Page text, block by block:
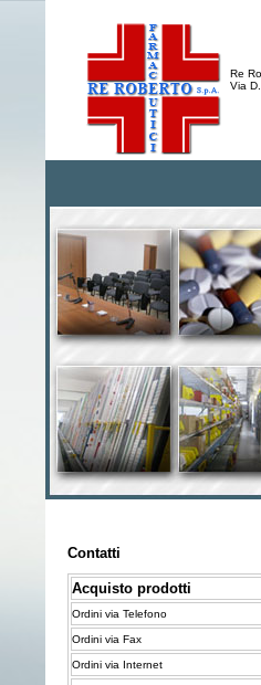
Re
Via
Contatti
Acquisto prodotti
Ordini via Telefono
Ordini via Fax
Ordini via Internet